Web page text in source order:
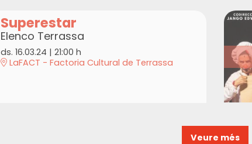
Superestar
Elenco Terrassa
ds. 16.03.24 | 21:00 h
LaFACT - Factoria Cultural de Terrassa
Veure més